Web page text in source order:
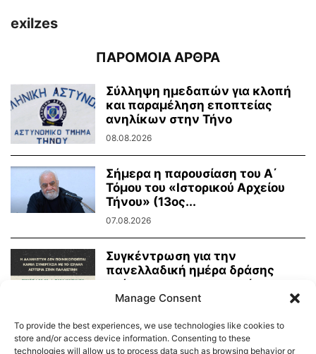
exilzes
ΠΑΡΟΜΟΙΑ ΑΡΘΡΑ
Σύλληψη ημεδαπών για κλοπή
και παραμέληση εποπτείας
ανηλίκων στην Τήνο
08.08.2026
Σήμερα η παρουσίαση του Α΄
Τόμου του «Ιστορικού Αρχείου
Τήνου» (13ος...
07.08.2026
Συγκέντρωση για την
πανελλαδική ημέρα δράσης
ενάντια στην γενοκτονία στην
Παλαιστίνη
Manage Consent
To provide the best experiences, we use technologies like cookies to
store and/or access device information. Consenting to these
technologies will allow us to process data such as browsing behavior or